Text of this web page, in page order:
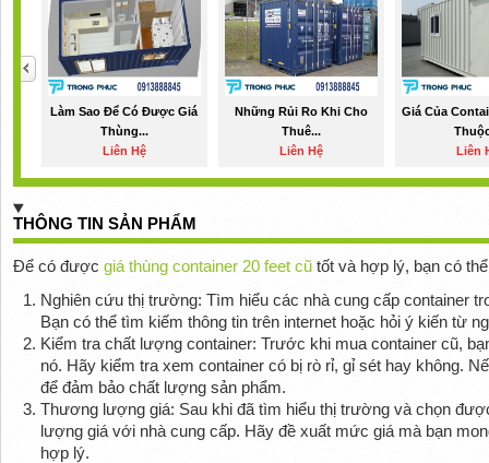
Làm Sao Để Có Được Giá
Thùng...
Liên Hệ
Những Rủi Ro Khi Cho
Thuê...
Liên Hệ
Giá Của
Liên
THÔNG TIN SẢN PHẨM
Để có được giá thùng container 20 feet cũtốt và hợp lý, bạn có
Nghiên cứu thị trường: Tìm hiểu các nhà cung cấp container
Bạn có thể tìm kiếm thông tin trên internet hoặc hỏi ý kiến từ
Kiểm tra chất lượng container: Trước khi mua container cũ,
nó. Hãy kiểm tra xem container có bị rò rỉ, gỉ sét hay không.
để đảm bảo chất lượng sản phẩm.
Thương lượng giá: Sau khi đã tìm hiểu thị trường và chọn
lượng giá với nhà cung cấp. Hãy đề xuất mức giá mà bạn
hợp lý.